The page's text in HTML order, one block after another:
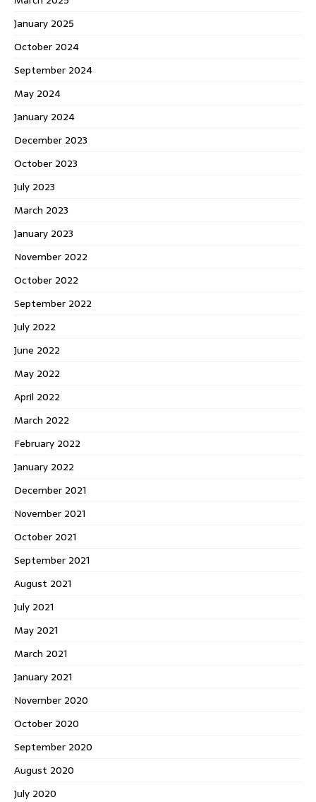
January 2025
October 2024
September 2024
May 2024
January 2024
December 2023
October 2023
July 2023
March 2023
January 2023
November 2022
October 2022
September 2022
July 2022
June 2022
May 2022
April 2022
March 2022
February 2022
January 2022
December 2021
November 2021
October 2021
September 2021
August 2021
July 2021
May 2021
March 2021
January 2021
November 2020
October 2020
September 2020
August 2020
July 2020